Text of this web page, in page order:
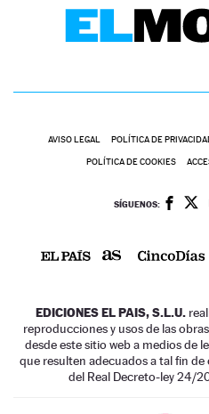
AVISO LEGAL POLÍTICA DE
POLÍTICA DE COOKIES
SÍGUENOS:
EDICIONES EL PAIS, S.L.U.
reproducciones y usos de las
desde este sitio web a medios de
que resulten adecuados a tal fin
del Real Decreto-ley 24/